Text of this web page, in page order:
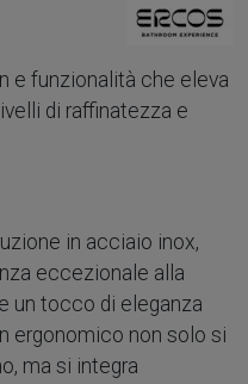
e funzionalità che eleva
di raffinatezza e
in acciaio inox,
eccezionale alla
un tocco di eleganza
ergonomico non solo si
ma si integra